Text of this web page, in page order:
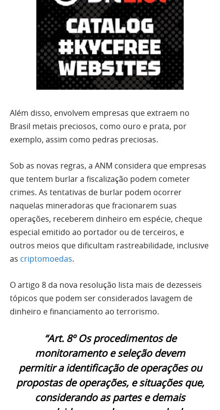
Além disso, envolvem empresas que extraem no
Brasil metais preciosos, como ouro e prata, por
exemplo, assim como pedras preciosas.
Sob as novas regras, a ANM considera que empresas
que tentem burlar a fiscalização podem cometer
crimes. As tentativas de burlar podem ocorrer
naquelas mineradoras que fracionarem suas
operações, receberem dinheiro em espécie, cheque
especial emitido ao portador ou de terceiros, e
outros meios que dificultam rastreabilidade, inclusive
as criptomoedas.
O artigo 8 da nova resolução lista mais de dezesseis
tópicos que podem ser considerados lavagem de
dinheiro e financiamento ao terrorismo.
“Art. 8º Os procedimentos de
monitoramento e seleção devem
permitir a identificação de operações ou
propostas de operações, e situações que,
considerando as partes e demais